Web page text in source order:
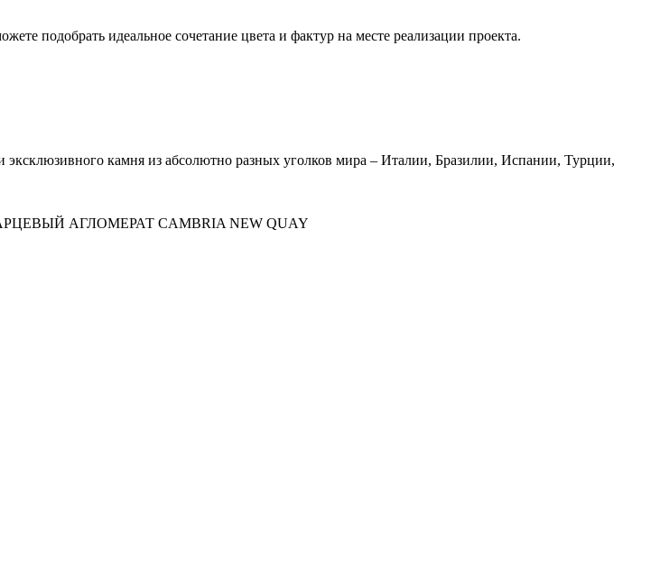
подобрать идеальное сочетание цвета и фактур на месте реализации проекта.
эксклюзивного камня из абсолютно разных уголков мира – Италии, Бразилии, Испании, Турции,
АГЛОМЕРАТ CAMBRIA NEW QUAY